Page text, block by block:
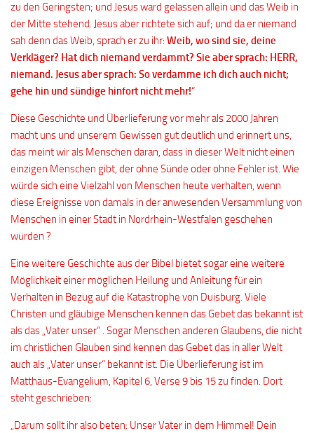
zu den Geringsten; und Jesus ward gelassen allein und das Weib in
der Mitte stehend. Jesus aber richtete sich auf; und da er niemand
sah denn das Weib, sprach er zu ihr: Weib, wo sind sie, deine
Verkläger? Hat dich niemand verdammt? Sie aber sprach: HERR,
niemand. Jesus aber sprach: So verdamme ich dich auch nicht;
gehe hin und sündige hinfort nicht mehr!“
Diese Geschichte und Überlieferung vor mehr als 2000 Jahren
macht uns und unserem Gewissen gut deutlich und erinnert uns,
das meint wir als Menschen daran, dass in dieser Welt nicht einen
einzigen Menschen gibt, der ohne Sünde oder ohne Fehler ist. Wie
würde sich eine Vielzahl von Menschen heute verhalten, wenn
diese Ereignisse von damals in der anwesenden Versammlung von
Menschen in einer Stadt in Nordrhein-Westfalen geschehen
würden ?
Eine weitere Geschichte aus der Bibel bietet sogar eine weitere
Möglichkeit einer möglichen Heilung und Anleitung für ein
Verhalten in Bezug auf die Katastrophe von Duisburg. Viele
Christen und gläubige Menschen kennen das Gebet das bekannt ist
als das „Vater unser“ . Sogar Menschen anderen Glaubens, die nicht
im christlichen Glauben sind kennen das Gebet das in aller Welt
auch als „Vater unser“ bekannt ist. Die Überlieferung ist im
Matthäus-Evangelium, Kapitel 6, Verse 9 bis 15 zu finden. Dort
steht geschrieben:
„Darum sollt ihr also beten: Unser Vater in dem Himmel! Dein